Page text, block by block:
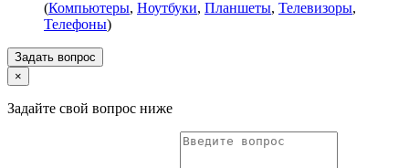
(Компьютеры, Ноутбуки, Планшеты, Телевизоры,
Телефоны)
Задать вопрос
×
Задайте свой вопрос ниже